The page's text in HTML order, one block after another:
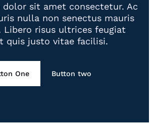
dolor sit amet consectetur. Ac
nulla non senectus mauris
Libero risus ultrices feugiat
quis justo vitae facilisi.
One Button two